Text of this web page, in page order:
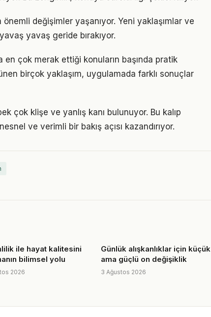
önemli değişimler yaşanıyor. Yeni yaklaşımlar ve
yavaş geride bırakıyor.
en çok merak ettiği konuların başında pratik
birçok yaklaşım, uygulamada farklı sonuçlar
çok klişe ve yanlış kanı bulunuyor. Bu kalıp
ve verimli bir bakış açısı kazandırıyor.
ile hayat kalitesini
bilimsel yolu
2026
Günlük alışkanlıklar için küçük
ama güçlü on değişiklik
3 Ağustos 2026